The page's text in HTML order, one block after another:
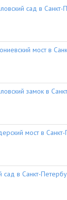
сад в Санкт-
мост в
замок в
мост в
сад в Санкт-